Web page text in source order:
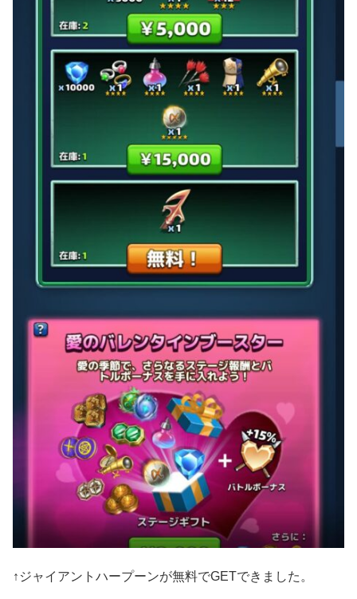
↑ジャイアントハープーンが無料でGETできました。